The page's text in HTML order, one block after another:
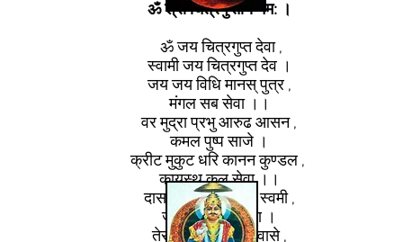
ॐ श्री चित्रगुप्ताय नम: ।
ॐ जय चित्रगुप्त देवा ,
स्वामी जय चित्रगुप्त देव ।
जय जय विधि मानस् पुत्र ,
मंगल सब सेवा ।।
वर मुद्रा प्रभु आरुढ आसन ,
कमल पुष्प साजे ।
क्रीट मुकुट धरि कानन कुण्डल ,
कायस्थ कुल सेवा ।।
दास विपुल की विनती स्वमी ,
जगत करो कल्याण ।
तेरो चित्र मन: पता वासे ,